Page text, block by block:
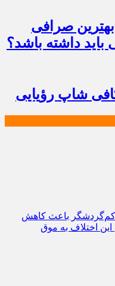
صرافی
باید داشته باشد؟
شاپ رؤیایی
کم‌گردشگر باعث کاهش
اختلاف به موق